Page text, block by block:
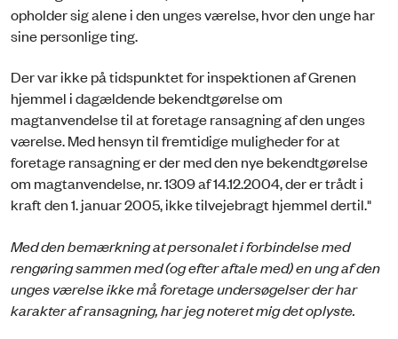
opholder sig alene i den unges værelse, hvor den unge har
sine personlige ting.
Der var ikke på tidspunktet for inspektionen af Grenen
hjemmel i dagældende bekendtgørelse om
magtanvendelse til at foretage ransagning af den unges
værelse. Med hensyn til fremtidige muligheder for at
foretage ransagning er der med den nye bekendtgørelse
om magtanvendelse, nr. 1309 af 14.12.2004, der er trådt i
kraft den 1. januar 2005, ikke tilvejebragt hjemmel dertil."
Med den bemærkning at personalet i forbindelse med
rengøring sammen med (og efter aftale med) en ung af den
unges værelse ikke må foretage undersøgelser der har
karakter af ransagning, har jeg noteret mig det oplyste.